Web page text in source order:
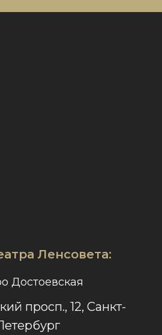
Ленсовета:
Достоевская
просп., 12, Санкт-